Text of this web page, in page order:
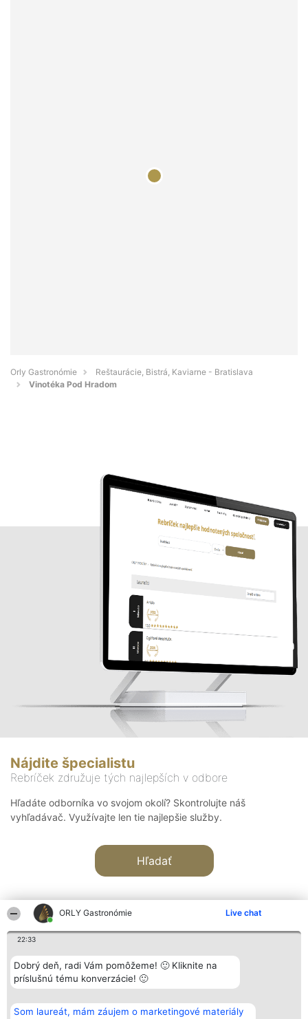
ORLY Gastronómie Live chat
22:33
Dobrý deň, radi Vám pomôžeme! 🙂 Kliknite na
príslušnú tému konverzácie! 🙂
Som laureát, mám záujem o marketingové materiály
Orly Gastronómie
Reštaurácie, Bistrá, Kaviarne - Bratislava
Vinotéka Pod Hradom
Nájdite špecialistu
Rebríček združuje tých najlepších v odbore
Hľadáte odborníka vo svojom okolí? Skontrolujte náš
vyhľadávač. Využívajte len tie najlepšie služby.
Hľadať
Organizátor hodnotenia
Bright Side Solutions sp. z o.
o. sp. k.
Wrocław 50-079
KRS 0000749100 | Regon
Hodnotenie
Laureáti
Lista
Laureatów
Podmienky
Kontakt
Kontakt